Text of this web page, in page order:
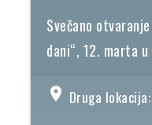
Svečano
dani“, 12. marta
location_on Druga